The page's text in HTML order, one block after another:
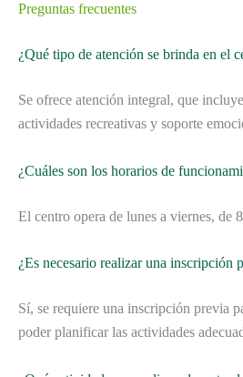
Preguntas frecuentes
¿Qué tipo de atención se brinda en el
Se ofrece atención integral, que
actividades recreativas y soporte
¿Cuáles son los horarios de
El centro opera de lunes a viernes, de
¿Es necesario realizar una inscripción
Sí, se requiere una inscripción previa
poder planificar las actividades